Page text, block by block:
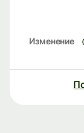
Изменение